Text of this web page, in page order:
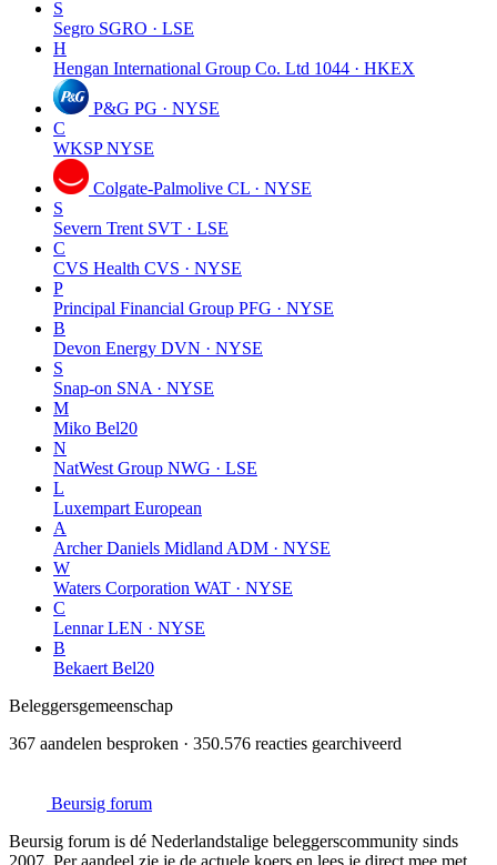
S
Segro SGRO · LSE
H
Hengan International Group Co. Ltd 1044 · HKEX
P&G PG · NYSE
C
WKSP NYSE
Colgate-Palmolive CL · NYSE
S
Severn Trent SVT · LSE
C
CVS Health CVS · NYSE
P
Principal Financial Group PFG · NYSE
B
Devon Energy DVN · NYSE
S
Snap-on SNA · NYSE
M
Miko Bel20
N
NatWest Group NWG · LSE
L
Luxempart European
A
Archer Daniels Midland ADM · NYSE
W
Waters Corporation WAT · NYSE
C
Lennar LEN · NYSE
B
Bekaert Bel20
Beleggersgemeenschap
367 aandelen besproken · 350.576 reacties gearchiveerd
Beursig forum
Beursig forum is dé Nederlandstalige beleggerscommunity sinds
2007. Per aandeel zie je de actuele koers en lees je direct mee met